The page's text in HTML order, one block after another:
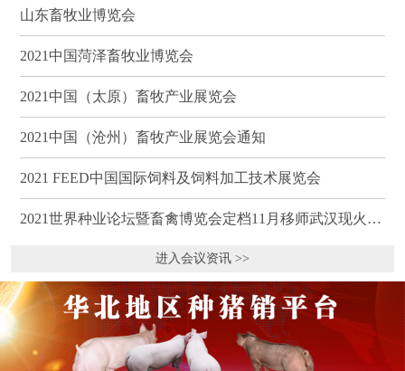
山东畜牧业博览会
2021中国菏泽畜牧业博览会
2021中国（太原）畜牧产业展览会
2021中国（沧州）畜牧产业展览会通知
2021 FEED中国国际饲料及饲料加工技术展览会
2021世界种业论坛暨畜禽博览会定档11月移师武汉现火热招商
进入会议资讯 >>